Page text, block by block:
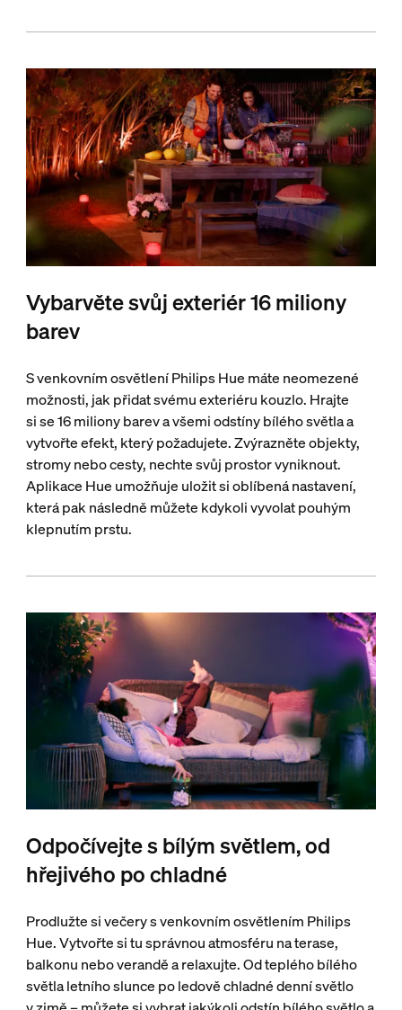
Vybarvěte svůj exteriér 16 miliony
barev
S venkovním osvětlení Philips Hue máte neomezené
možnosti, jak přidat svému exteriéru kouzlo. Hrajte
si se 16 miliony barev a všemi odstíny bílého světla a
vytvořte efekt, který požadujete. Zvýrazněte objekty,
stromy nebo cesty, nechte svůj prostor vyniknout.
Aplikace Hue umožňuje uložit si oblíbená nastavení,
která pak následně můžete kdykoli vyvolat pouhým
klepnutím prstu.
Odpočívejte s bílým světlem, od
hřejivého po chladné
Prodlužte si večery s venkovním osvětlením Philips
Hue. Vytvořte si tu správnou atmosféru na terase,
balkonu nebo verandě a relaxujte. Od teplého bílého
světla letního slunce po ledově chladné denní světlo